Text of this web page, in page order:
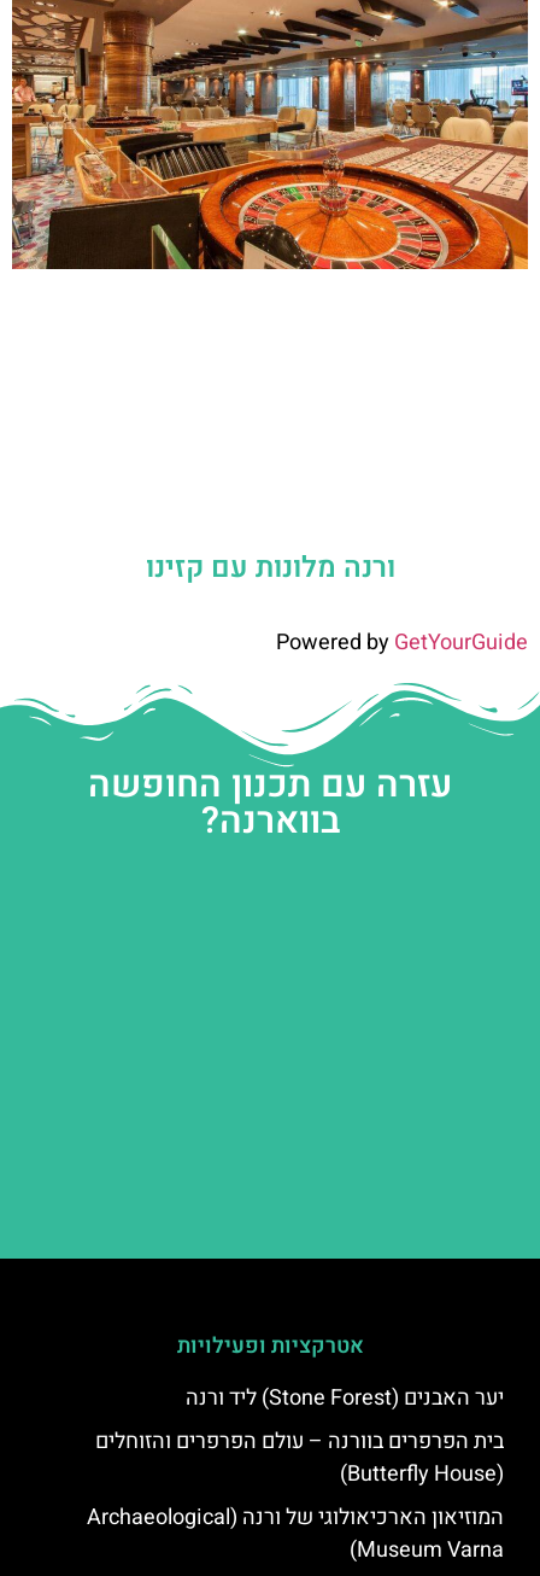
ורנה מלונות עם קזינו
Powered byGetYourGuide
עזרה עם תכנון החופשה
בווארנה?
אטרקציות ופעילויות
יער האבנים (Stone Forest) ליד ורנה
בית הפרפרים בוורנה – עולם הפרפרים והזוחלים
(Butterfly House)
המוזיאון הארכיאולוגי של ורנה (Archaeological
Museum Varna)